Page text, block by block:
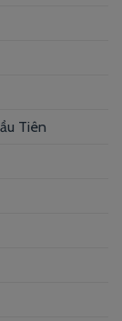
Tiên